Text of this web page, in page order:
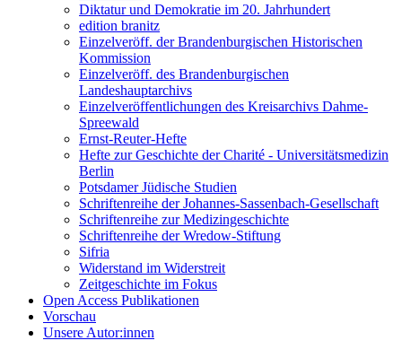
Diktatur und Demokratie im 20. Jahrhundert
edition branitz
Einzelveröff. der Brandenburgischen Historischen
Kommission
Einzelveröff. des Brandenburgischen
Landeshauptarchivs
Einzelveröffentlichungen des Kreisarchivs Dahme-
Spreewald
Ernst-Reuter-Hefte
Hefte zur Geschichte der Charité - Universitätsmedizin
Berlin
Potsdamer Jüdische Studien
Schriftenreihe der Johannes-Sassenbach-Gesellschaft
Schriftenreihe zur Medizingeschichte
Schriftenreihe der Wredow-Stiftung
Sifria
Widerstand im Widerstreit
Zeitgeschichte im Fokus
Open Access Publikationen
Vorschau
Unsere Autor:innen